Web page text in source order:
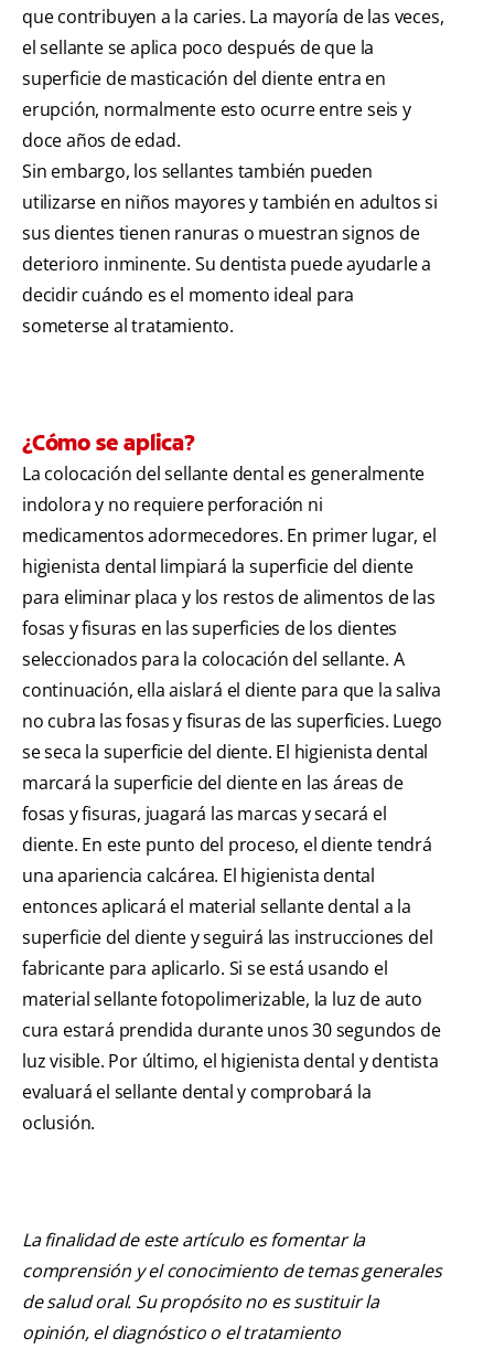
que contribuyen a la caries. La mayoría de las veces,
el sellante se aplica poco después de que la
superficie de masticación del diente entra en
erupción, normalmente esto ocurre entre seis y
doce años de edad.
Sin embargo, los sellantes también pueden
utilizarse en niños mayores y también en adultos si
sus dientes tienen ranuras o muestran signos de
deterioro inminente. Su dentista puede ayudarle a
decidir cuándo es el momento ideal para
someterse al tratamiento.
¿Cómo se aplica?
La colocación del sellante dental es generalmente
indolora y no requiere perforación ni
medicamentos adormecedores. En primer lugar, el
higienista dental limpiará la superficie del diente
para eliminar placa y los restos de alimentos de las
fosas y fisuras en las superficies de los dientes
seleccionados para la colocación del sellante. A
continuación, ella aislará el diente para que la saliva
no cubra las fosas y fisuras de las superficies. Luego
se seca la superficie del diente. El higienista dental
marcará la superficie del diente en las áreas de
fosas y fisuras, juagará las marcas y secará el
diente. En este punto del proceso, el diente tendrá
una apariencia calcárea. El higienista dental
entonces aplicará el material sellante dental a la
superficie del diente y seguirá las instrucciones del
fabricante para aplicarlo. Si se está usando el
material sellante fotopolimerizable, la luz de auto
cura estará prendida durante unos 30 segundos de
luz visible. Por último, el higienista dental y dentista
evaluará el sellante dental y comprobará la
oclusión.
La finalidad de este artículo es fomentar la
comprensión y el conocimiento de temas generales
de salud oral. Su propósito no es sustituir la
opinión, el diagnóstico o el tratamiento